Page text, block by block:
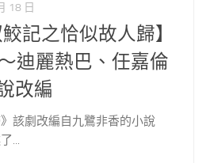
18 日
記之恰似故人歸】
迪麗熱巴、任嘉倫
改編
該劇改編自九鷺非香的小說
...